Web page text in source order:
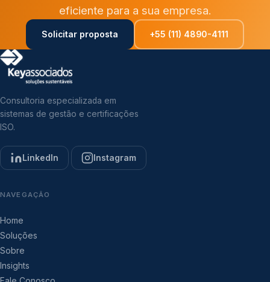
eficiente para a sua empresa.
Solicitar proposta +55 (11) 4890-4111
Consultoria especializada em
sistemas de gestão e certificações
ISO.
LinkedIn Instagram
NAVEGAÇÃO
Home
Soluções
Sobre
Insights